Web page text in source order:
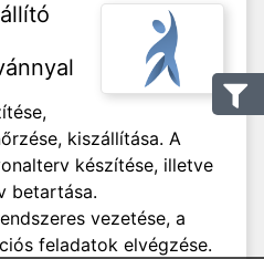
kiszállítása. A
készítése, illetve
betartása.
vezetése, a
feladatok elvégzése.